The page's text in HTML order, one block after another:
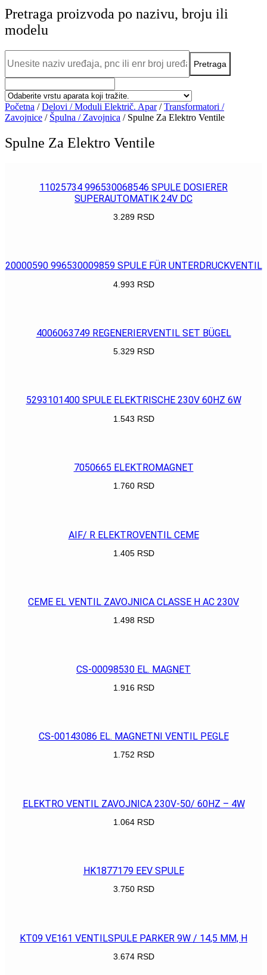
Pretraga proizvoda po nazivu, broju ili
modelu
Početna /Delovi / Moduli Električ. Apar/Transformatori /
Zavojnice / Špulna / Zavojnica / Spulne Za Elektro Ventile
Spulne Za Elektro Ventile
11025734 996530068546 SPULE DOSIERER
SUPERAUTOMATIK 24V DC
3.289 RSD
20000590 996530009859 SPULE FÜR UNTERDRUCKVENTIL
4.993 RSD
4006063749 REGENERIERVENTIL SET BÜGEL
5.329 RSD
5293101400 SPULE ELEKTRISCHE 230V 60HZ 6W
1.543 RSD
7050665 ELEKTROMAGNET
1.760 RSD
AIF/ R ELEKTROVENTIL CEME
1.405 RSD
CEME EL VENTIL ZAVOJNICA CLASSE H AC 230V
1.498 RSD
CS-00098530 EL. MAGNET
1.916 RSD
CS-00143086 EL. MAGNETNI VENTIL PEGLE
1.752 RSD
ELEKTRO VENTIL ZAVOJNICA 230V-50/ 60HZ – 4W
1.064 RSD
HK1877179 EEV SPULE
3.750 RSD
KT09 VE161 VENTILSPULE PARKER 9W / 14,5 MM, H
3.674 RSD